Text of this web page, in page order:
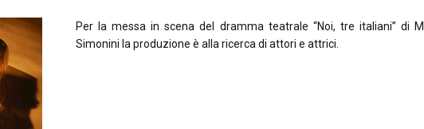
Per la messa in scena del dramma teatrale “Noi, tre italiani” di
Simonini la produzione è alla ricerca di attori e attrici.